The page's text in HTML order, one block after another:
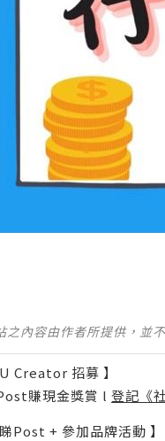
之內容由作者所提供，並
U Creator 招募 】
賺現金獎賞 l 登記《
睇Post + 參加品牌活動 】